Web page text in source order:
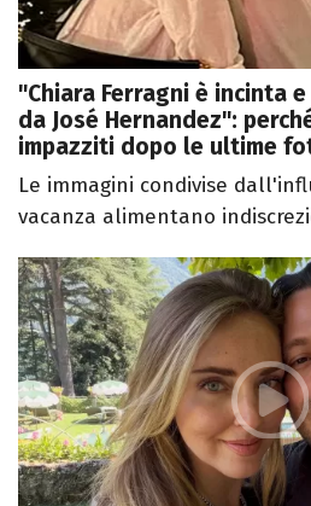
"Chiara Ferragni è incinta
da José Hernandez":
impazziti dopo le ultime
Le immagini condivise
vacanza alimentano